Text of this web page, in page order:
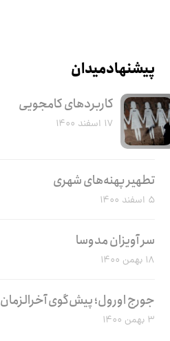
پیشنهاد میدان
کاربرد‌های کامجویی
۱۷ اسفند ۱۴۰۰
تطهیر پهنه‌های شهری
۵ اسفند ۱۴۰۰
سر آویزان مدوسا
۱۸ بهمن ۱۴۰۰
جورج اورول؛ پیش‌گوی آخرالزمان
۳ بهمن ۱۴۰۰